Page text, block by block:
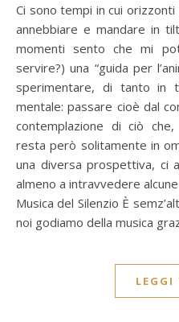
Ci sono tempi in cui orizzonti bui e passioni tristi sembrano
annebbiare e mandare in
momenti sento che mi
servire?) una “guida per
sperimentare, di tanto in
mentale: passare cioè dal
contemplazione di ciò
resta però solitamente in
una diversa prospettiva, ci
almeno a intravvedere
Musica del Silenzio È
noi godiamo della musica
LEGGI